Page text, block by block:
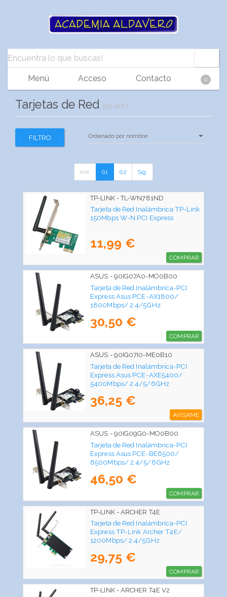
Menú Acceso Contacto 0
Tarjetas de Red (15 art.)
FILTRO
Ant. 01 02 Sig.
TP-LINK - TL-WN781ND
Tarjeta de Red Inalámbrica TP-Link
150Mbps W-N PCI Express
11,99 €
COMPRAR
ASUS - 90IG07A0-MO0B00
Tarjeta de Red Inalámbrica-PCI
Express Asus PCE-AX1800/
1800Mbps/ 2.4/5GHz
30,50 €
COMPRAR
ASUS - 90IG07I0-ME0B10
Tarjeta de Red Inalámbrica-PCI
Express Asus PCE-AXE5400/
5400Mbps/ 2.4/5/6GHz
36,25 €
AVÍSAME
ASUS - 90IG09G0-MO0B00
Tarjeta de Red Inalámbrica-PCI
Express Asus PCE-BE6500/
6500Mbps/ 2.4/5/6GHz
46,50 €
COMPRAR
TP-LINK - ARCHER T4E
Tarjeta de Red Inalámbrica-PCI
Express TP-Link Archer T4E/
1200Mbps/ 2.4/5GHz
29,75 €
COMPRAR
TP-LINK - ARCHER T4E V2